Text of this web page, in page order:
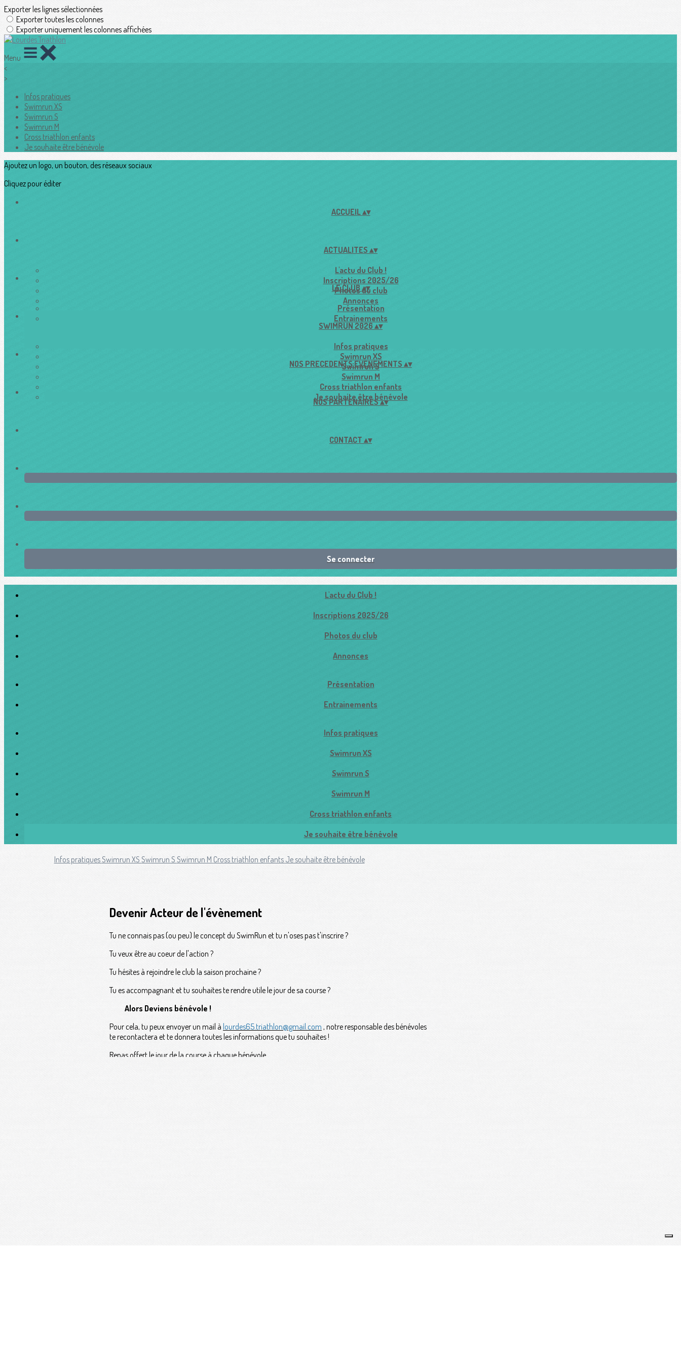
Exporter les lignes sélectionnées
Exporter toutes les colonnes
Exporter uniquement les colonnes affichées
Menu
<
>
Infos pratiques
Swimrun XS
Swimrun S
Swimrun M
Cross triathlon enfants
Je souhaite être bénévole
Ajoutez un logo, un bouton, des réseaux sociaux
Cliquez pour éditer
ACCUEIL▴▾
ACTUALITES ▴▾
L'actu du Club !
Inscriptions 2025/26
Photos du club
Annonces
LE CLUB ▴▾
Présentation
Entrainements
SWIMRUN 2026 ▴▾
Infos pratiques
Swimrun XS
Swimrun S
Swimrun M
Cross triathlon enfants
Je souhaite être bénévole
NOS PRECEDENTS EVENEMENTS ▴▾
NOS PARTENAIRES▴▾
CONTACT ▴▾
Se connecter
L'actu du Club !
Inscriptions 2025/26
Photos du club
Annonces
Présentation
Entrainements
Infos pratiques
Swimrun XS
Swimrun S
Swimrun M
Cross triathlon enfants
Je souhaite être bénévole
Infos pratiquesSwimrun XS Swimrun S Swimrun M Cross triathlon enfants Je souhaite être bénévole
Devenir Acteur de l'évènement
Tu ne connais pas (ou peu) le concept du SwimRun et tu n'oses pas t'inscrire ?
Tu veux être au coeur de l'action ?
Tu hésites à rejoindre le club la saison prochaine ?
Tu es accompagnant et tu souhaites te rendre utile le jour de sa course ?
Alors Deviens bénévole !
Pour cela, tu peux envoyer un mail à lourdes65.triathlon@gmail.com , notre responsable des bénévoles
te recontactera et te donnera toutes les informations que tu souhaites !
Repas offert le jour de la course à chaque bénévole.